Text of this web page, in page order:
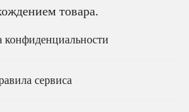
товара.
конфиденциальности
сервиса